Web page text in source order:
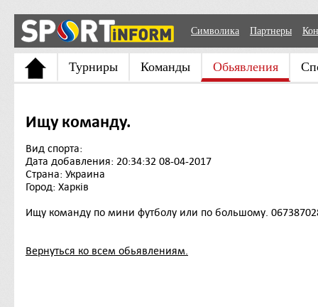
Символика Партнеры
Турниры Команды Обьявления
Ищу команду.
Вид спорта:
Дата добавления: 20:34:32 08-04-2017
Страна: Украина
Город: Харків
Ищу команду по мини футболу или по большому.
Вернуться ко всем обьявлениям.